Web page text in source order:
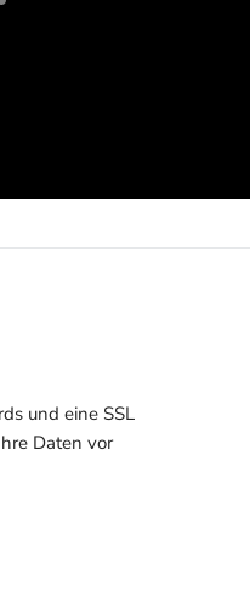
und eine SSL
Daten vor